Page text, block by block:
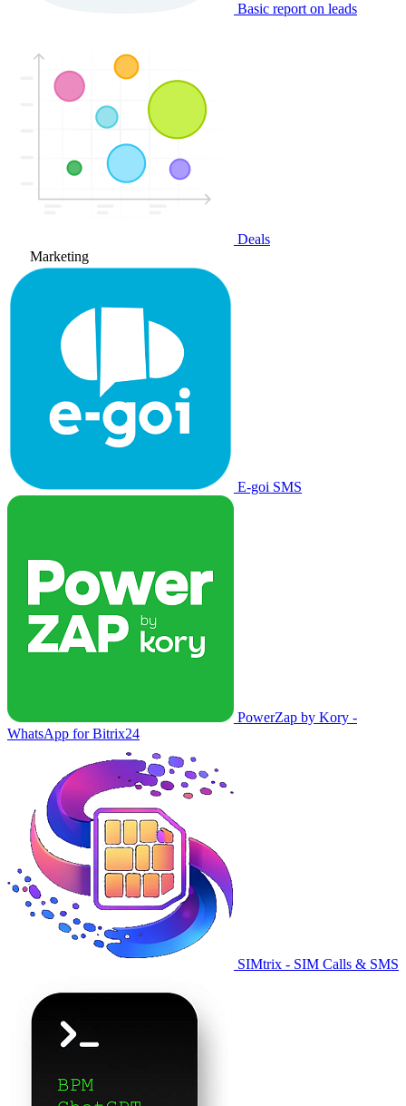
Basic report on leads
Deals
Marketing
E-goi SMS
PowerZap by Kory -
WhatsApp for Bitrix24
SIMtrix - SIM Calls & SMS